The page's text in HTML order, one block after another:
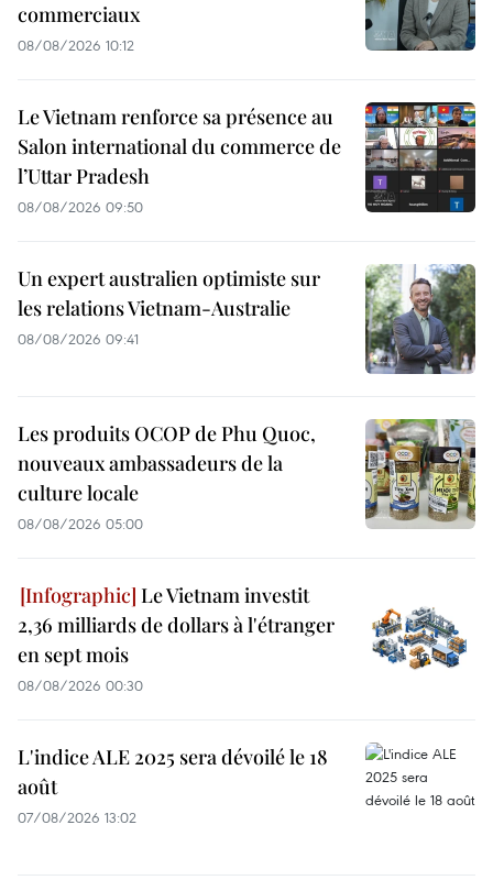
commerciaux
08/08/2026 10:12
Le Vietnam renforce sa présence au
Salon international du commerce de
l’Uttar Pradesh
08/08/2026 09:50
Un expert australien optimiste sur
les relations Vietnam-Australie
08/08/2026 09:41
Les produits OCOP de Phu Quoc,
nouveaux ambassadeurs de la
culture locale
08/08/2026 05:00
Le Vietnam investit
2,36 milliards de dollars à l'étranger
en sept mois
08/08/2026 00:30
L'indice ALE 2025 sera dévoilé le 18
août
07/08/2026 13:02